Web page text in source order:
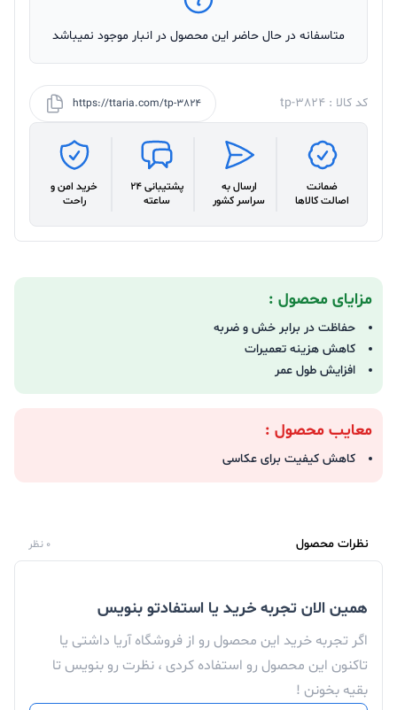
متاسفانه در حال حاضر این محصول در انبار موجود نمیباشد
کد کالا : tp-3824 https://ttaria.com/tp-3824
ضمانت
اصالت کالاها
ارسال به
سراسر کشور
پشتیبانی 24
ساعته
خرید امن و
راحت
مزایای محصول :
حفاظت در برابر خش و ضربه
کاهش هزینه تعمیرات
افزایش طول عمر
معایب محصول :
کاهش کیفیت برای عکاسی
نظرات محصول 0 نظر
همین الان تجربه خرید یا استفادتو بنویس
اگر تجربه خرید این محصول رو از فروشگاه آریا داشتی یا
تاکنون این محصول رو استفاده کردی ، نظرت رو بنویس تا
بقیه بخونن !